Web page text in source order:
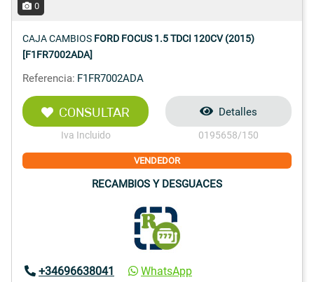
0
CAJA CAMBIOS FORD FOCUS 1.5 TDCI 120CV (2015)
[F1FR7002ADA]
Referencia: F1FR7002ADA
CONSULTAR
Iva Incluido
Detalles
0195658/150
VENDEDOR
RECAMBIOS Y DESGUACES
+34696638041
WhatsApp